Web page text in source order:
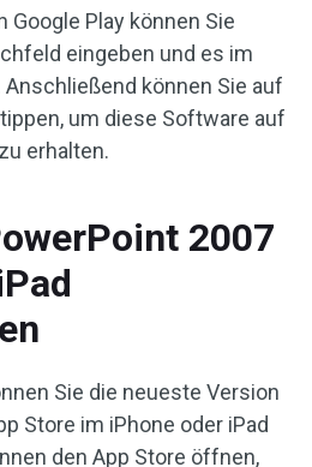
Google Play können Sie
eingeben und es im
können Sie auf
um diese Software auf
erhalten.
2007
Sie die neueste Version
Store im iPhone oder iPad
den App Store öffnen,